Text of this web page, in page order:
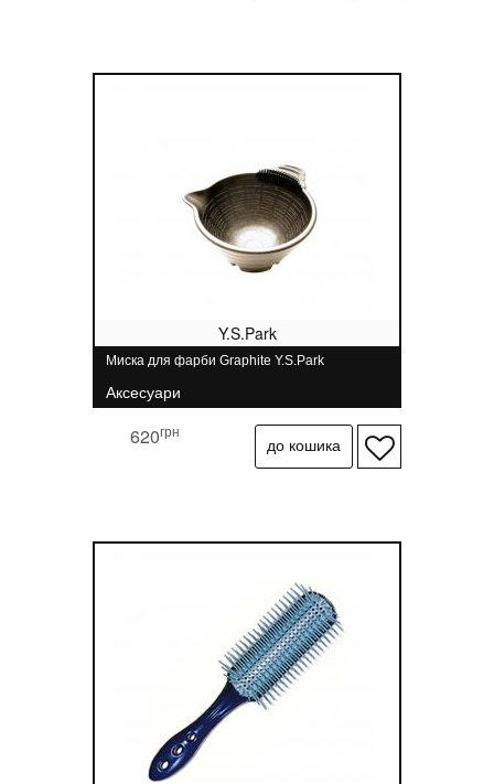
Y.S.Park
Миска для фарби Graphite Y.S.Park
Аксесуари
620грн